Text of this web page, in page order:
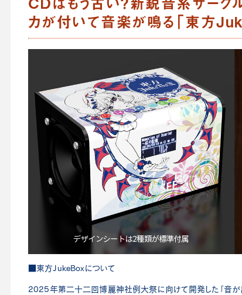
カが付いて音楽が鳴る「東方
■東方JukeBoxについて
2025年第二十二回博麗神社例大祭に向けて開発した「音が出